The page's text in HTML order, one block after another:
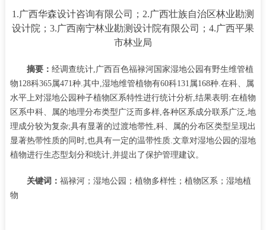
1.广西华森设计咨询有限公司；2.广西壮族自治区林业勘测
设计院；3.广西南宁林业勘测设计院有限公司；4.广西平果
市林业局
摘要： 经调查统计,广西百色福禄河国家湿地公园有野生维管植
物128科365属471种.其中 ,湿地维管植物有60科131 属168种.在科、属
水平上对湿地公园种子植物区系特性进行统计分析,结果表明 :在植物
区系中科、属的地理分布类型广泛而多样,各种区系成分联系广泛 ,地
理成分较为复杂;具有显著的过渡地带性,科、属的分布区类型呈现出
显著热带性质的同时,也具有一定的温带性质.文章对湿地公园的湿地
植物进行生态型划分和统计,并提出了保护管理建议。
关键词： 福禄河；湿地公园；植物多样性；植物区系；湿地植
物